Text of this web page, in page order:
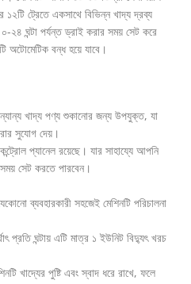
ট্রেতে একসাথে বিভিন্ন খাদ্য দ্রব্য
ঘন্টা পর্যন্ত ড্রাই করার সময় সেট করে
অটোমেটিক বন্ধ হয়ে যাবে।
খাদ্য পণ্য শুকানোর জন্য উপযুক্ত, যা
সুযোগ দেয়।
প্যানেল রয়েছে। যার সাহায্যে আপনি
সেট করতে পারবেন।
ব্যবহারকারী সহজেই মেশিনটি পরিচালনা
প্রতি ঘন্টায় এটি মাত্র ১ ইউনিট বিদ্যুৎ খরচ
খাদ্যের পুষ্টি এবং স্বাদ ধরে রাখে, ফলে